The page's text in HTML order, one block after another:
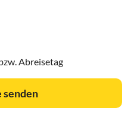
Abreisetag
senden